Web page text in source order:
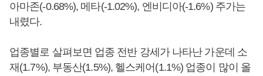
아마존(-0.68%), 메타(-1.02%), 엔비디아(-1.6%) 주가는
내렸다.
업종별로 살펴보면 업종 전반 강세가 나타난 가운데 소
재(1.7%), 부동산(1.5%), 헬스케어(1.1%) 업종이 많이 올